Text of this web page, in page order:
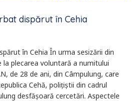
dispărut în Cehia
în Cehia În urma sesizării din
plecarea voluntară a numitului
de 28 de ani, din Câmpulung, care
Cehă, polițiștii din cadrul
desfășoară cercetări. Aspectele